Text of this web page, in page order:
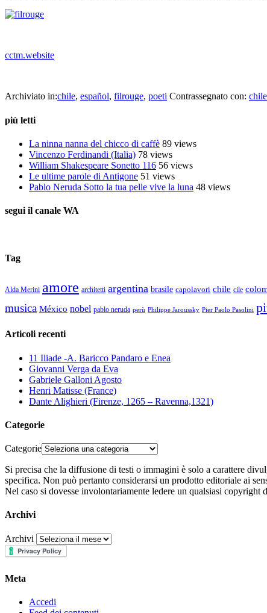
cctm.website
Archiviato in:chile, español, filrouge, poeti Contrassegnato con: chile
più letti
La ninna nanna del chicco di caffè 89 views
Vincenzo Ferdinandi (Italia) 78 views
William Shakespeare Sonetto 116 56 views
Le ultime parole di Antigone 51 views
Pablo Neruda Sotto la tua pelle vive la luna 48 views
segui il canale WA
Tag
Alda Merini amore architetti argentina brasile capolavori chile cile
musica México nobel pablo neruda perù Philippe Jaroussky Pier Paolo Pasolini
Articoli recenti
11 Iliade -A. Baricco Pandaro e Enea
Giovanni Verga da Eva
Gabriele Galloni Agosto
Henri Matisse (France)
Dante Alighieri (Firenze, 1265 – Ravenna,1321)
Categorie
Categorie
Si precisa che la diffusione di testi o immagini è solo a carattere
specifica. Non può pertanto considerarsi un prodotto editoriale ai
Nel caso si dovesse involontariamente ledere un qualsiasi copyright
Archivi
Archivi
Meta
Accedi